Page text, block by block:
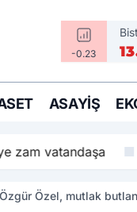
-0.23
ASAYIŞ
zam vatandaşa
Özel, mutlak